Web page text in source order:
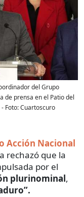
del Grupo
de prensa en el Patio del
- Foto:Cuartoscuro
Acción Nacional
rechazó que la
por el
plurinominal,